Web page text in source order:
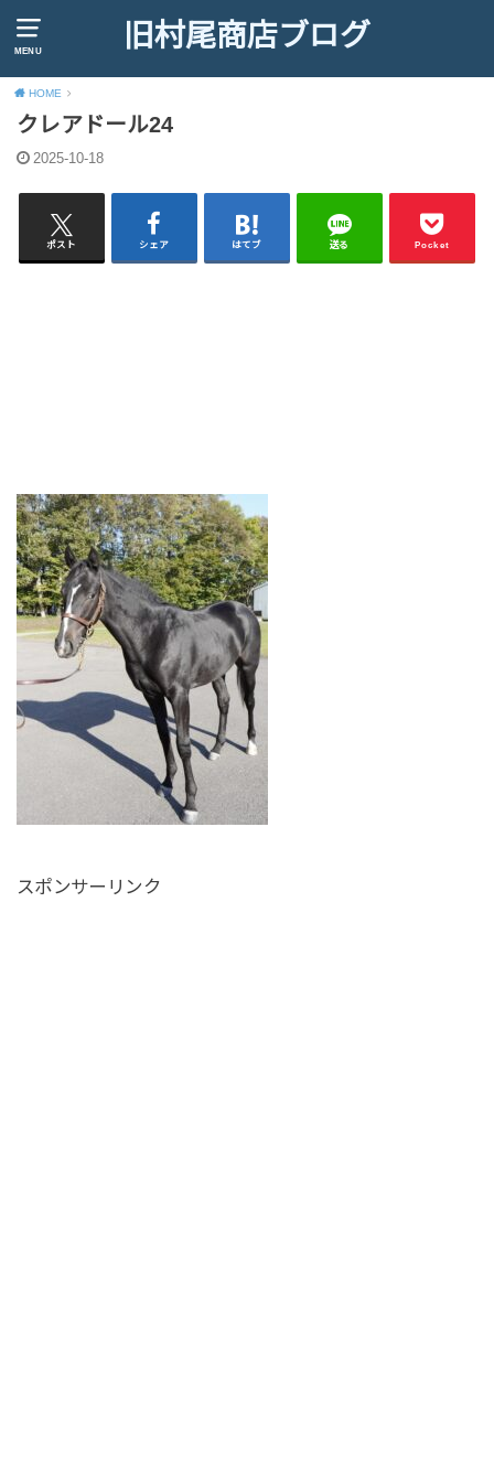
MENU 旧村尾商店ブログ
HOME
クレアドール24
2025-10-18
ポスト シェア はてブ 送る Pocket
スポンサーリンク